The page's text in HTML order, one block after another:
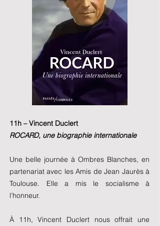
11h – Vincent Duclert
ROCARD, une biographie internationale
Une belle journée à Ombres Blanches, en
partenariat avec les Amis de Jean Jaurès à
Toulouse. Elle a mis le socialisme à
l’honneur.
À 11h, Vincent Duclert nous offrait une